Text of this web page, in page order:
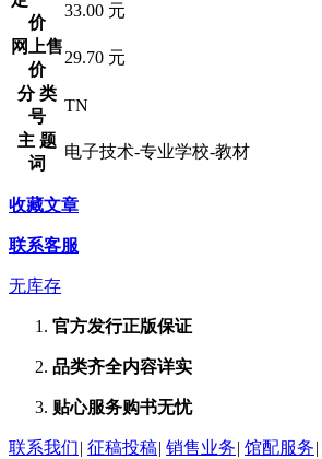
价
33.00 元
网上售
价
29.70 元
分 类
号
TN
主 题
词
电子技术-专业学校-教材
收藏文章
联系客服
无库存
官方发行正版保证
品类齐全内容详实
贴心服务购书无忧
联系我们| 征稿投稿| 销售业务| 馆配服务|